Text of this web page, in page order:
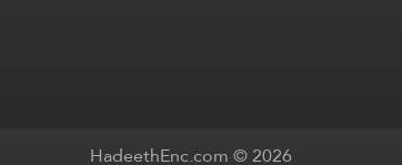
HadeethEnc.com © 2026